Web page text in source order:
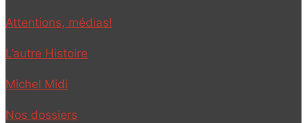
Attentions, médias!
L’autre Histoire
Michel Midi
Nos dossiers